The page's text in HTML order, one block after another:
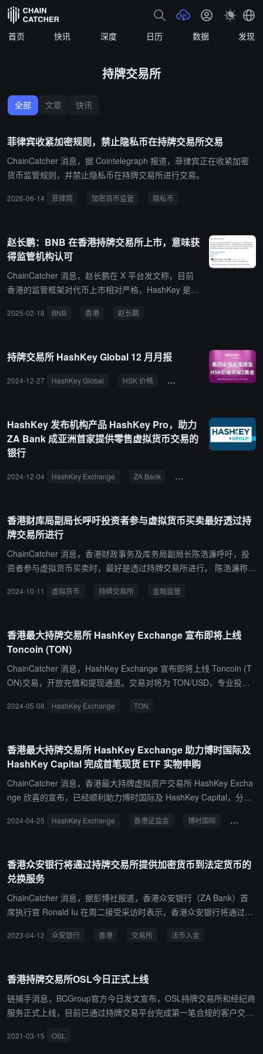
首页 快讯 深度 日历 数据 发现
持牌交易所
全部 文章 快讯
菲律宾收紧加密规则，禁止隐私币在持牌交易所交易
ChainCatcher 消息，据 Cointelegraph 报道，菲律宾正在收紧加密
货币监管规则，并禁止隐私币在持牌交易所进行交易。
2026-06-14 菲律宾 加密货币监管 隐私币
赵长鹏：BNB 在香港持牌交易所上市，意味获
得监管机构认可
ChainCatcher 消息，赵长鹏在 X 平台发文称，目前
香港的监管框架对代币上市相对严格，HashKey 是香
机构批准了 BNB 的上市，这是对 BNB 的认可，也是
2025-02-18 BNB 香港 赵长鹏
持牌交易所 HashKey Global 12 月月报
2024-12-27 HashKey Global HSK 价格 Launchpool 挂单费率
HashKey 发布机构产品 HashKey Pro，助力
ZA Bank 成亚洲首家提供零售虚拟货币交易的
银行
2024-12-04 HashKey Exchange ZA Bank 持牌交易所
香港财库局副局长呼吁投资者参与虚拟货币买卖最好透过持
牌交易所进行
ChainCatcher 消息，香港财政事务及库务局副局长陈浩濂呼吁，投
资者参与虚拟货币买卖时，最好是透过持牌交易所进行。 陈浩濂称，
港拓展业务，虚拟资产的生态圈并非只有交易所，还有虚拟资产的交
2024-10-11 虚拟货币 持牌交易所 金融监管
香港最大持牌交易所 HashKey Exchange 宣布即将上线
Toncoin (TON)
ChainCatcher 消息，HashKey Exchange 宣布即将上线 Toncoin (T
ON)交易，开放充值和提现通道。交易对将为 TON/USD，专业投资
为庆祝上线，HashKey Exchange 推出“学习有奖”活动，共设 20,000
2024-05-08 HashKey Exchange TON
香港最大持牌交易所 HashKey Exchange 助力博时国际及
HashKey Capital 完成首笔现货 ETF 实物申购
ChainCatcher 消息，香港最大持牌虚拟资产交易所 HashKey Excha
nge 欣喜的宣布，已经顺利助力博时国际及 HashKey Capital，分别
现货ETF的实物申购。这一成功不仅意味着为数字货币投资者提供了
层基础设施支持，涵盖了交易、托管等方面。实物赎回意味着标的资
产不必立即出售，从而带来了成本和流动性方面的优势。未来实物申
购、赎回流程完成，投资者将可以直接获取与现货ETF基金相对应的
比特币、以太币等资产，为数字货币投资者提供了更多样化的投资选
只虚拟资产现货 ETF 已获得香港证监会（SFC）正式批准，将于今
步。
2024-04-25 HashKey Exchange 香港证监会 博时国际 虚拟资
香港众安银行将通过持牌交易所提供加密货币到法定货币的
兑换服务
ChainCatcher 消息，据彭博社报道，香港众安银行（ZA Bank）首
席执行官 Ronald Iu 在周二接受采访时表示，香港众安银行将通过持
安银行将作为客户的结算银行，允许他们在交易所存入加密代币后，
加密货币交易所。众安银行也将为获得许可的其他交易所提供相同的
服务。（来源链接）
2023-04-12 众安银行 香港 交易所 法币入金
香港持牌交易所OSL今日正式上线
链捕手消息，BCGroup官方今日发文宣布，OSL持牌交易所和经纪商
服务正式上线，目前已通过持牌交易平台完成第一笔合规的客户交
BTC、ETH和通过筛选的证券型代币。
2021-03-15 OSL